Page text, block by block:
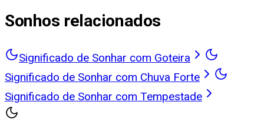
Sonhos relacionados
Significado de Sonhar com Goteira
Significado de Sonhar com Chuva Forte
Significado de Sonhar com Tempestade